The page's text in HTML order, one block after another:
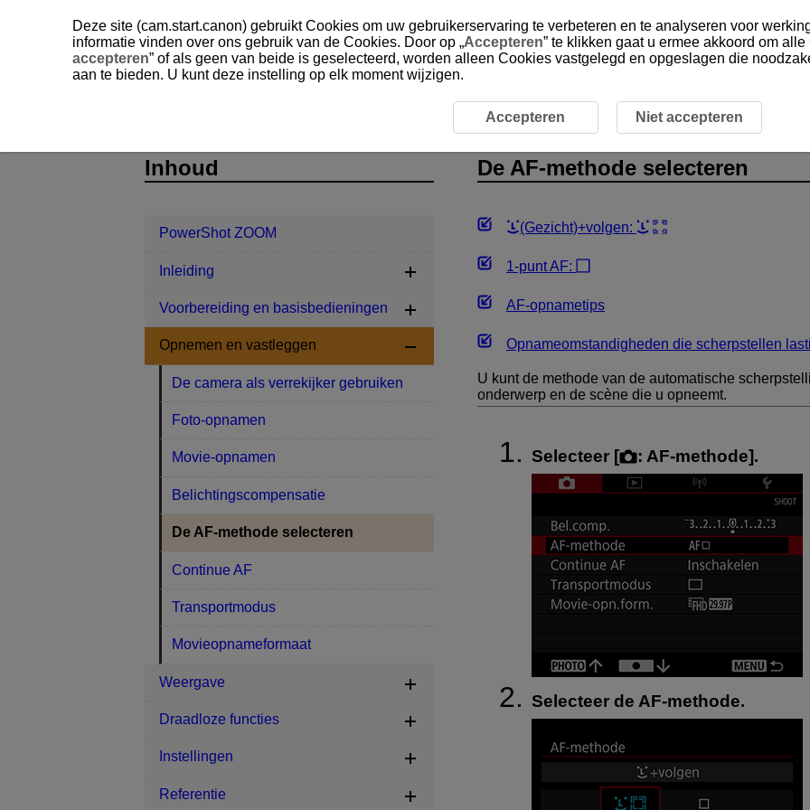
Opnemen en vastleggen
De AF-methode selecteren
(Gezicht)+volgen:
1-punt AF:
AF-opnametips
Opnameomstandigheden die scherpstellen
U kunt de methode van de automatische
onderwerp en de scène die u opneemt.
Selecteer [ : AF-methode].
Selecteer de AF-methode.
Inhoud
PowerShot ZOOM
Inleiding
Voorbereiding en basisbedieningen
Opnemen en vastleggen
De camera als verrekijker gebruiken
Foto-opnamen
Movie-opnamen
Belichtingscompensatie
De AF-methode selecteren
Continue AF
Transportmodus
Movieopnameformaat
Weergave
Draadloze functies
Instellingen
Referentie
Deze site (cam.start.canon) gebruikt Cookies om uw gebruikerservaring te verbeteren en te analyseren voor
informatie vinden over ons gebruik van de Cookies. Door op „Accepteren” te klikken gaat u ermee akkoord om
accepteren” of als geen van beide is geselecteerd, worden alleen Cookies vastgelegd en opgeslagen die
aan te bieden. U kunt deze instelling op elk moment wijzigen.
Accepteren Niet accepteren